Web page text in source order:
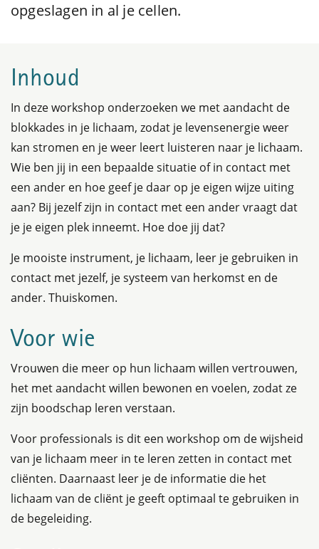
opgeslagen in al je cellen.
Inhoud
In deze workshop onderzoeken we met aandacht de
blokkades in je lichaam, zodat je levensenergie weer
kan stromen en je weer leert luisteren naar je lichaam.
Wie ben jij in een bepaalde situatie of in contact met
een ander en hoe geef je daar op je eigen wijze uiting
aan? Bij jezelf zijn in contact met een ander vraagt dat
je je eigen plek inneemt. Hoe doe jij dat?
Je mooiste instrument, je lichaam, leer je gebruiken in
contact met jezelf, je systeem van herkomst en de
ander. Thuiskomen.
Voor wie
Vrouwen die meer op hun lichaam willen vertrouwen,
het met aandacht willen bewonen en voelen, zodat ze
zijn boodschap leren verstaan.
Voor professionals is dit een workshop om de wijsheid
van je lichaam meer in te leren zetten in contact met
cliënten. Daarnaast leer je de informatie die het
lichaam van de cliënt je geeft optimaal te gebruiken in
de begeleiding.